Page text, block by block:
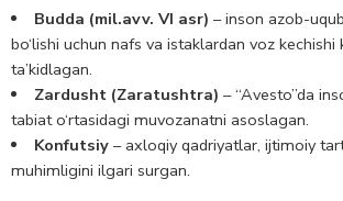
Budda (mil.avv. VI asr) – inson azob-
bo‘lishi uchun nafs va istaklardan voz kechishi
ta’kidlagan.
Zardusht (Zaratushtra) – “Avesto”da
tabiat o‘rtasidagi muvozanatni asoslagan.
Konfutsiy– axloqiy qadriyatlar, ijtimoiy
muhimligini ilgari surgan.